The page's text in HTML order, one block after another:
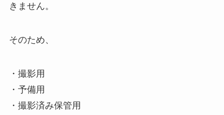
きません。
そのため、
・撮影用
・予備用
・撮影済み保管用